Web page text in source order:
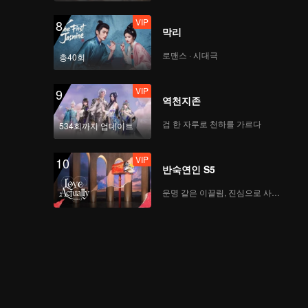
투파창궁 년번_37회
투파창궁 년번_38회
투파창궁 년번_39회
8
총40회
VIP
막리
로맨스 · 시대극
9
534회까지 업데이트
VIP
역천지존
검 한 자루로 천하를 가르다
10 VIP
반숙연인 S5
운명 같은 이끌림, 진심으로 사랑하다